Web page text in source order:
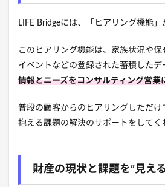
LIFE Bridgeには、「ヒアリング機能」
このヒアリング機能は、家族状況や保
イベントなどの登録された蓄積したデ
情報とニーズをコンサルティング営業
普段の顧客からのヒアリングしただ
抱える課題の解決のサポートをしてく
財産の現状と課題を”見え